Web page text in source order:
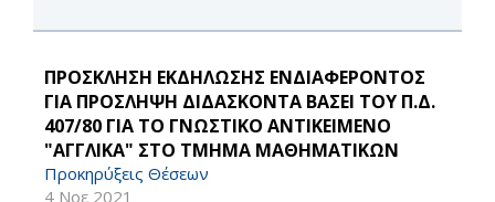
ΠΡΟΣΚΛΗΣΗ ΕΚΔΗΛΩΣΗΣ ΕΝΔΙΑΦΕΡΟΝΤΟΣ
ΓΙΑ ΠΡΟΣΛΗΨΗ ΔΙΔΑΣΚΟΝΤΑ ΒΑΣΕΙ ΤΟΥ Π.Δ.
407/80 ΓΙΑ ΤΟ ΓΝΩΣΤΙΚΟ ΑΝΤΙΚΕΙΜΕΝΟ
"ΑΓΓΛΙΚΑ" ΣΤΟ ΤΜΗΜΑ ΜΑΘΗΜΑΤΙΚΩΝ
Προκηρύξεις Θέσεων
4 Νοε 2021